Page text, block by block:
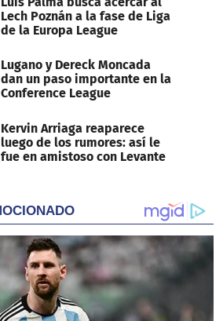
Lech Poznán a la fase de Liga
de la Europa League
Lugano y Dereck Moncada
dan un paso importante en la
Conference League
Kervin Arriaga reaparece
luego de los rumores: así le
fue en amistoso con Levante